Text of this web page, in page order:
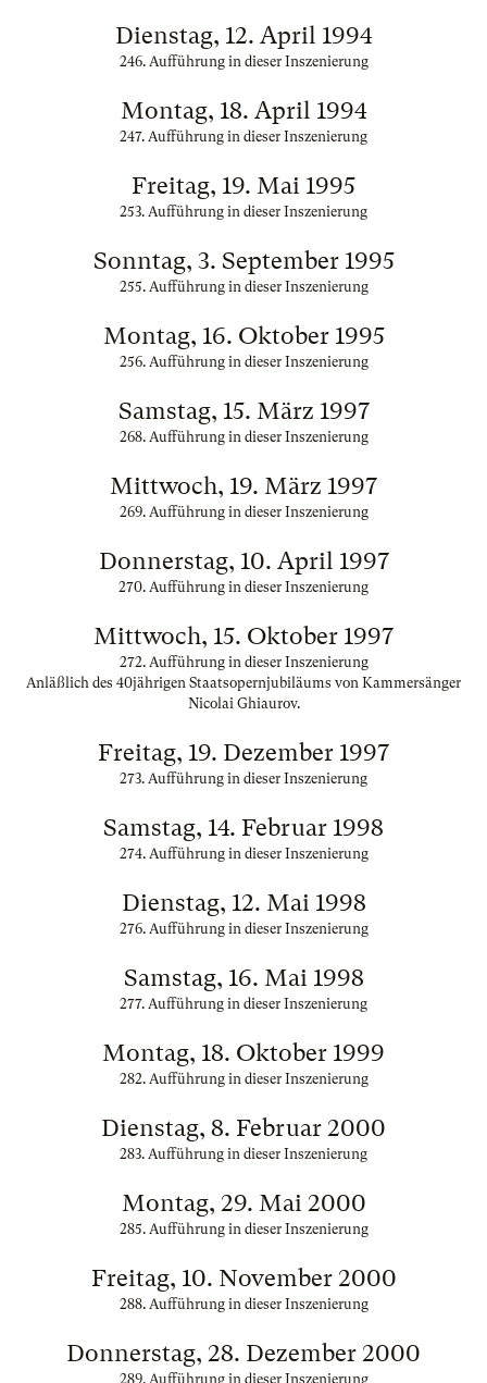
Dienstag, 12. April 1994
246. Aufführung in dieser Inszenierung
Montag, 18. April 1994
247. Aufführung in dieser Inszenierung
Freitag, 19. Mai 1995
253. Aufführung in dieser Inszenierung
Sonntag, 3. September 1995
255. Aufführung in dieser Inszenierung
Montag, 16. Oktober 1995
256. Aufführung in dieser Inszenierung
Samstag, 15. März 1997
268. Aufführung in dieser Inszenierung
Mittwoch, 19. März 1997
269. Aufführung in dieser Inszenierung
Donnerstag, 10. April 1997
270. Aufführung in dieser Inszenierung
Mittwoch, 15. Oktober 1997
272. Aufführung in dieser Inszenierung
Anläßlich des 40jährigen Staatsopernjubiläums von Kammersänger
Nicolai Ghiaurov.
Freitag, 19. Dezember 1997
273. Aufführung in dieser Inszenierung
Samstag, 14. Februar 1998
274. Aufführung in dieser Inszenierung
Dienstag, 12. Mai 1998
276. Aufführung in dieser Inszenierung
Samstag, 16. Mai 1998
277. Aufführung in dieser Inszenierung
Montag, 18. Oktober 1999
282. Aufführung in dieser Inszenierung
Dienstag, 8. Februar 2000
283. Aufführung in dieser Inszenierung
Montag, 29. Mai 2000
285. Aufführung in dieser Inszenierung
Freitag, 10. November 2000
288. Aufführung in dieser Inszenierung
Donnerstag, 28. Dezember 2000
289. Aufführung in dieser Inszenierung